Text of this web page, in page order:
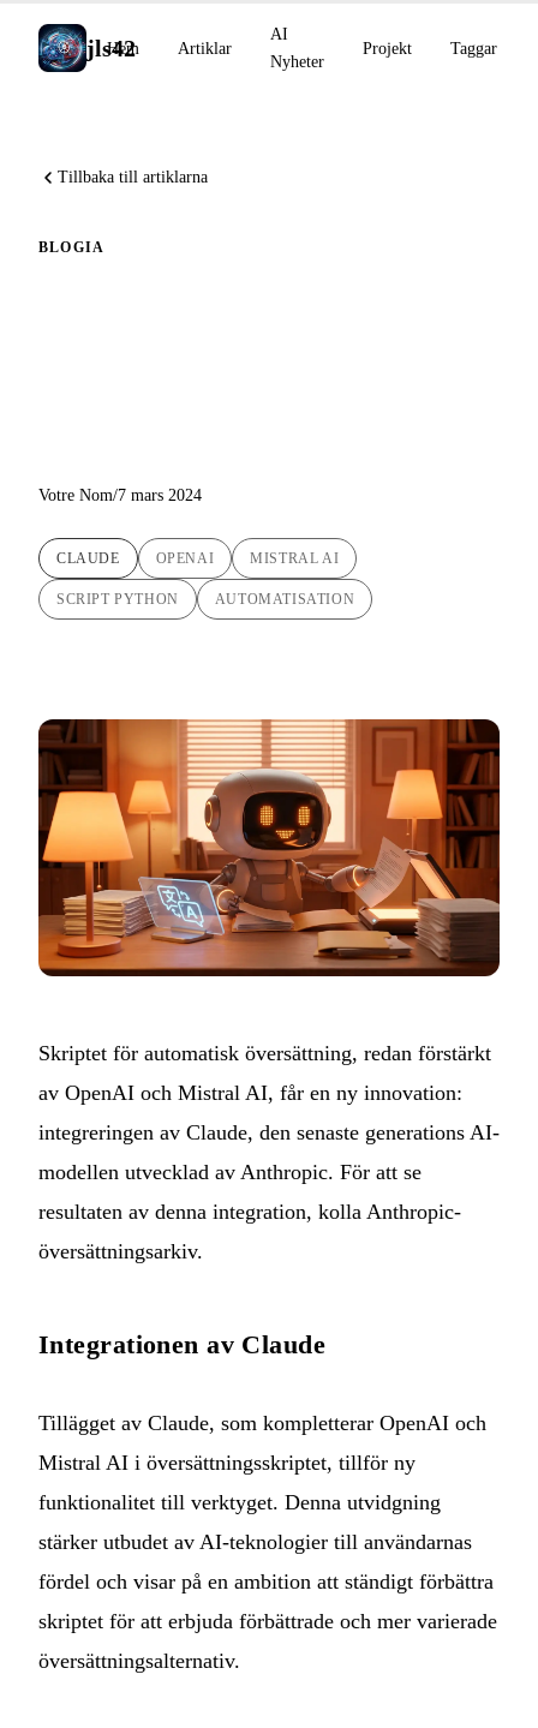
jls42
Hem Artiklar
AI
Nyheter
Projekt Taggar
Tillbaka till artiklarna
BLOGIA
Votre Nom/7 mars 2024
CLAUDE OPENAI MISTRAL AI
SCRIPT PYTHON AUTOMATISATION
Skriptet för automatisk översättning, redan förstärkt
av OpenAI och Mistral AI, får en ny innovation:
integreringen av Claude, den senaste generations AI-
modellen utvecklad av Anthropic. För att se
resultaten av denna integration, kolla Anthropic-
översättningsarkiv.
Integrationen av Claude
Tillägget av Claude, som kompletterar OpenAI och
Mistral AI i översättningsskriptet, tillför ny
funktionalitet till verktyget. Denna utvidgning
stärker utbudet av AI-teknologier till användarnas
fördel och visar på en ambition att ständigt förbättra
skriptet för att erbjuda förbättrade och mer varierade
översättningsalternativ.